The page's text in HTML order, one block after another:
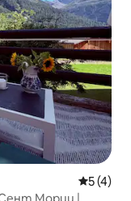
Средна
5 (4)